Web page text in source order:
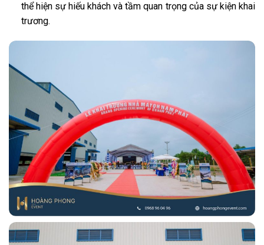
thể hiện sự hiếu khách và tầm quan trọng của sự kiện khai
trương.